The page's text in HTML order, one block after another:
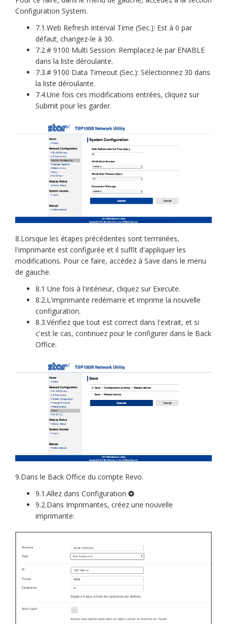
Configuration System.
7.1.Web Refresh Interval Time (Sec.): Est à 0 par
défaut; changez-le à 30.
7.2.# 9100 Multi Session: Remplacez-le par ENABLE
dans la liste déroulante.
7.3.# 9100 Data Timeout (Sec.): Sélectionnez 30 dans
la liste déroulante.
7.4.Une fois ces modifications entrées, cliquez sur
Submit pour les garder.
8.Lorsque les étapes précédentes sont terminées,
l'imprimante est configurée et il suffit d'appliquer les
modifications. Pour ce faire, accédez à Save dans le menu
de gauche.
8.1 Une fois à l'intérieur, cliquez sur Execute.
8.2.L'imprimante redémarre et imprime la nouvelle
configuration.
8.3.Vérifiez que tout est correct dans l'extrait, et si
c'est le cas, continuez pour le configurer dans le Back
Office.
9.Dans le Back Office du compte Revo.
9.1.Allez dans Configuration
9.2.Dans Imprimantes, créez une nouvelle
imprimante: